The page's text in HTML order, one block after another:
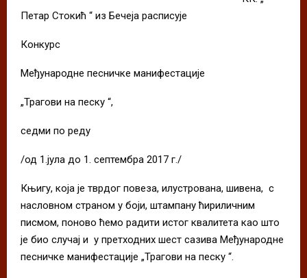
Петар Стокић “ из Бечеја расписује
Конкурс
Међународне песничке манифестације
„Трагови на песку “,
седми по реду
/од 1.јула до 1. септембра 2017 г./
Књигу, која је тврдог повеза, илустрована, шивена, с
насловном страном у боји, штампану ћириличним
писмом, поново ћемо радити истог квалитета као што
је био случај и у претходних шест сазива Међународне
песничке манифестације „Трагови на песку “.